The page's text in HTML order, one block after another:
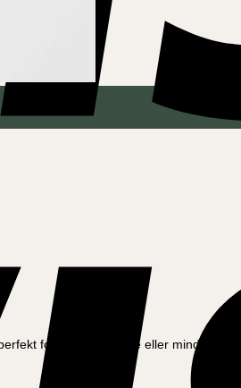
for å dekke større eller mindre